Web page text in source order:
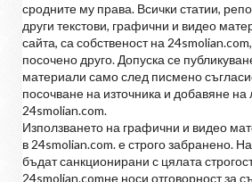
сродните му права. Всички статии,
други текстови, графични и видео
сайта, са собственост на
посочено друго. Допуска се
материали само след писмено
посочване на източника и добавяне на
24smolian.com.
Използването на графични и видео
в 24smolian.com. е строго забранено.
бъдат санкционирани с цялата
24smolian.comне носи отговорност за